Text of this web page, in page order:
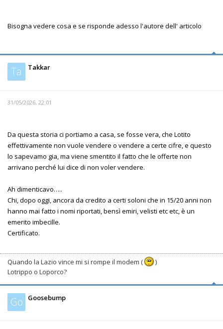
Bisogna vedere cosa e se risponde adesso l'autore dell' articolo
Ta Takkar
31/05/2026, 22:01
Da questa storia ci portiamo a casa, se fosse vera, che Lotito
effettivamente non vuole vendere o vendere a certe cifre, e questo
lo sapevamo gia, ma viene smentito il fatto che le offerte non
arrivano perché lui dice di non voler vendere.
Ah dimenticavo…..
Chi, dopo oggi, ancora da credito a certi soloni che in 15/20 anni non
hanno mai fatto i nomi riportati, bensì emiri, velisti etc etc, è un
emerito imbecille.
Certificato.
Quando la Lazio vince mi si rompe il modem (
)
Lotrippo o Loporco?
Go Goosebump